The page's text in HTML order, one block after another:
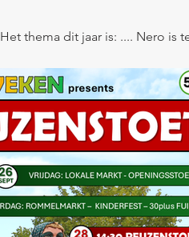
Het thema dit jaar is: .... Nero is